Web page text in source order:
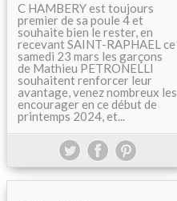
C HAMBERY est toujours
premier de sa poule 4 et
souhaite bien le rester, en
recevant SAINT-RAPHAEL ce
samedi 23 mars les garçons
de Mathieu PETRONELLI
souhaitent renforcer leur
avantage, venez nombreux les
encourager en ce début de
printemps 2024, et...